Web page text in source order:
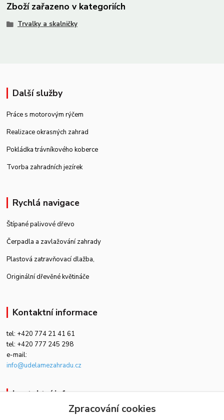
Zboží zařazeno v kategoriích
Trvalky a skalničky
Další služby
Práce s motorovým rýčem
Realizace okrasných zahrad
Pokládka trávníkového koberce
Tvorba zahradních jezírek
Rychlá navigace
Štípané palivové dřevo
Čerpadla a zavlažování zahrady
Plastová zatravňovací dlažba,
Originální dřevěné květináče
Kontaktní informace
tel: +420 774 21 41 61
tel: +420 777 245 298
e-mail:
info@udelamezahradu.cz
kontaktní informace
Zpracování cookies